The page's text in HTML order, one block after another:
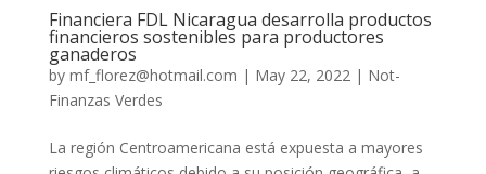
Financiera FDL Nicaragua desarrolla productos
financieros sostenibles para productores
ganaderos
by mf_florez@hotmail.com | May 22, 2022| Not-
Finanzas Verdes
La región Centroamericana está expuesta a mayores